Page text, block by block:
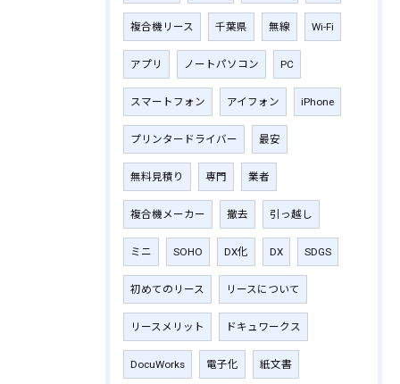
複合機リース 千葉県 無線 Wi-Fi
アプリ ノートパソコン PC
スマートフォン アイフォン iPhone
プリンタードライバー 最安
無料見積り 専門 業者
複合機メーカー 撤去 引っ越し
ミニ SOHO DX化 DX SDGS
初めてのリース リースについて
リースメリット ドキュワークス
DocuWorks 電子化 紙文書